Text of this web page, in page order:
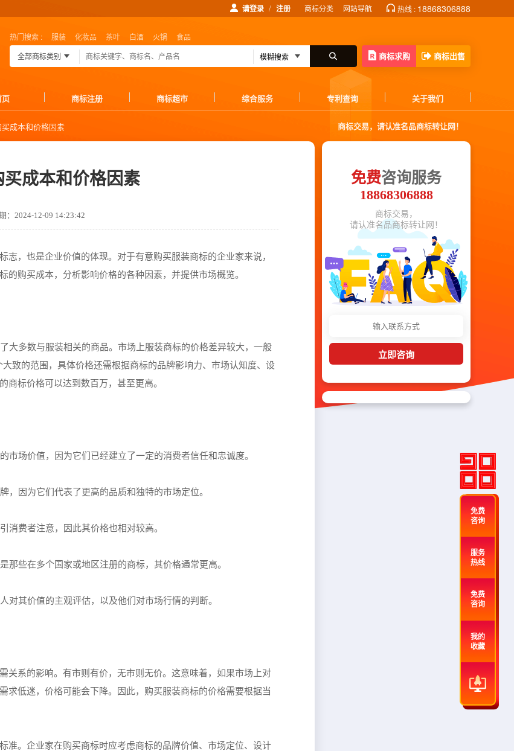
请登录 / 注册 商标分类 网站导航 热线 : 18868306888
热门搜索 : 服装 化妆品 茶叶 白酒 火锅
食品
全部商标类别
商标求购 商标出售
商标注册 商标超市 综合服务 专利查询 关于我们
成本和价格因素 商标交易，请认准名品商标转让网！
成本和价格因素
：2024-12-09 14:23:42
，也是企业价值的体现。对于有意购买服装商标的企业家来说，
的购买成本，分析影响价格的各种因素，并提供市场概览。
大多数与服装相关的商品。市场上服装商标的价格差异较大，一般
致的范围，具体价格还需根据商标的品牌影响力、市场认知度、设
商标价格可以达到数百万，甚至更高。
市场价值，因为它们已经建立了一定的消费者信任和忠诚度。
，因为它们代表了更高的品质和独特的市场定位。
消费者注意，因此其价格也相对较高。
那些在多个国家或地区注册的商标，其价格通常更高。
对其价值的主观评估，以及他们对市场行情的判断。
关系的影响。有市则有价，无市则无价。这意味着，如果市场上对
求低迷，价格可能会下降。因此，购买服装商标的价格需要根据当
准。企业家在购买商标时应考虑商标的品牌价值、市场定位、设计
免费咨询服务
18868306888
商标交易，
请认准名品商标转让网！
立即咨询
免费
咨询
服务
热线
免费
咨询
我的
收藏